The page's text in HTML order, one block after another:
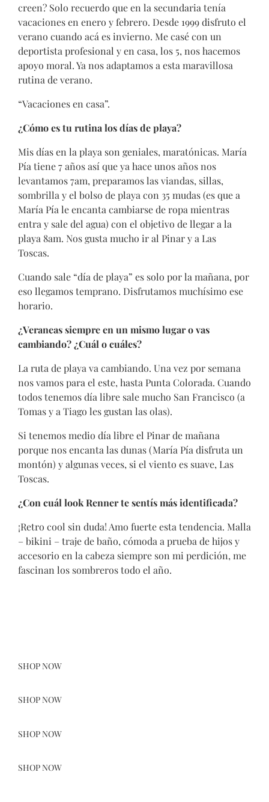
creen? Solo recuerdo que en la secundaria tenía
vacaciones en enero y febrero. Desde 1999 disfruto el
verano cuando acá es invierno. Me casé con un
deportista profesional y en casa, los 5, nos hacemos
apoyo moral. Ya nos adaptamos a esta maravillosa
rutina de verano.
“Vacaciones en casa”.
¿Cómo es tu rutina los días de playa?
Mis días en la playa son geniales, maratónicas. María
Pía tiene 7 años así que ya hace unos años nos
levantamos 7am, preparamos las viandas, sillas,
sombrilla y el bolso de playa con 35 mudas (es que a
María Pía le encanta cambiarse de ropa mientras
entra y sale del agua) con el objetivo de llegar a la
playa 8am. Nos gusta mucho ir al Pinar y a Las
Toscas.
Cuando sale “día de playa” es solo por la mañana, por
eso llegamos temprano. Disfrutamos muchísimo ese
horario.
¿Veraneas siempre en un mismo lugar o vas
cambiando? ¿Cuál o cuáles?
La ruta de playa va cambiando. Una vez por semana
nos vamos para el este, hasta Punta Colorada. Cuando
todos tenemos día libre sale mucho San Francisco (a
Tomas y a Tiago les gustan las olas).
Si tenemos medio día libre el Pinar de mañana
porque nos encanta las dunas (María Pía disfruta un
montón) y algunas veces, si el viento es suave, Las
Toscas.
¿Con cuál look Renner te sentís más identificada?
¡Retro cool sin duda! Amo fuerte esta tendencia. Malla
– bikini – traje de baño, cómoda a prueba de hijos y
accesorio en la cabeza siempre son mi perdición, me
fascinan los sombreros todo el año.
SHOP NOW
SHOP NOW
SHOP NOW
SHOP NOW